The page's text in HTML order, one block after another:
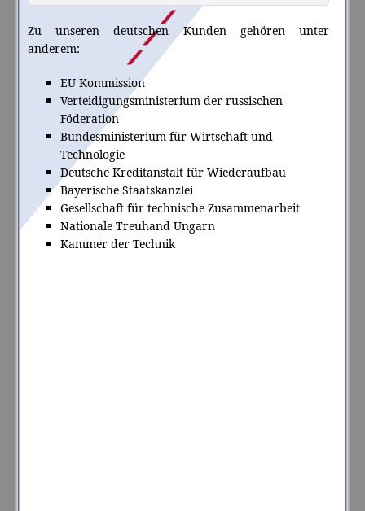
Zu unseren deutschen Kunden gehören unter
anderem:
EU Kommission
Verteidigungsministerium der russischen
Föderation
Bundesministerium für Wirtschaft und
Technologie
Deutsche Kreditanstalt für Wiederaufbau
Bayerische Staatskanzlei
Gesellschaft für technische Zusammenarbeit
Nationale Treuhand Ungarn
Kammer der Technik